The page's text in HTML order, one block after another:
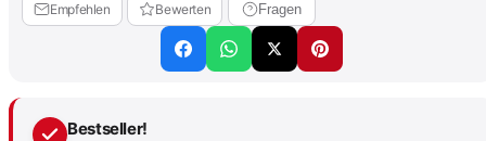
Empfehlen Bewerten Fragen
Bestseller!